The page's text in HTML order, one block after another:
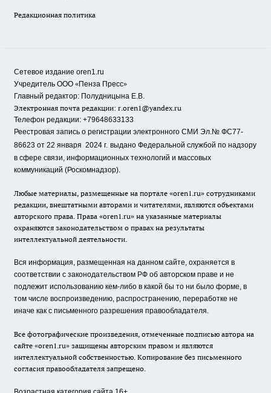
Редакционная политика
Сетевое издание oren1.ru
Учредитель ООО «Пенза Пресс»
Главный редактор: Полудницына Е.В.
Электронная почта редакции: r.oren1@yandex.ru
Телефон редакции: +79648633133
Реестровая запись о регистрации электронного СМИ Эл.№ ФС77-
86623 от 22 января 2024 г. выдано Федеральной службой по надзору
в сфере связи, информационных технологий и массовых
коммуникаций (Роскомнадзор).
Любые материалы, размещенные на портале «oren1.ru» сотрудниками
редакции, внештатными авторами и читателями, являются объектами
авторского права. Права «oren1.ru» на указанные материалы
охраняются законодательством о правах на результаты
интеллектуальной деятельности.
Вся информация, размещенная на данном сайте, охраняется в
соответствии с законодательством РФ об авторском праве и не
подлежит использованию кем-либо в какой бы то ни было форме, в
том числе воспроизведению, распространению, переработке не
иначе как с письменного разрешения правообладателя.
Все фотографические произведения, отмеченные подписью автора на
сайте «oren1.ru» защищены авторским правом и являются
интеллектуальной собственностью. Копирование без письменного
согласия правообладателя запрещено.